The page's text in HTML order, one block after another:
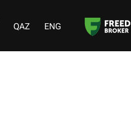
QAZ ENG